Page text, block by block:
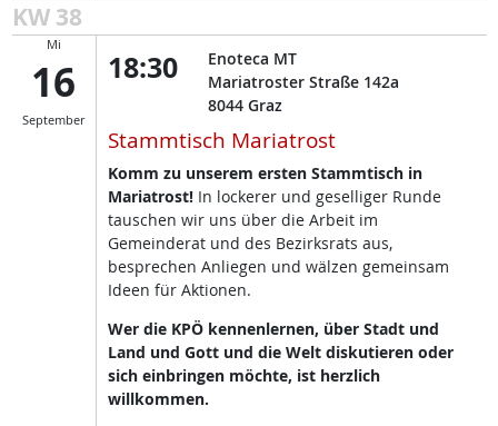
KW 38
Mi
16
September
18:30
Enoteca MT
Mariatroster Straße 142a
8044 Graz
Stammtisch Mariatrost
Komm zu unserem ersten Stammtisch in
Mariatrost!In lockerer und geselliger Runde
tauschen wir uns über die Arbeit im
Gemeinderat und des Bezirksrats aus,
besprechen Anliegen und wälzen gemeinsam
Ideen für Aktionen.
Wer die KPÖ kennenlernen, über Stadt und
Land und Gott und die Welt diskutieren oder
sich einbringen möchte, ist herzlich
willkommen.